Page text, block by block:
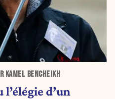
KAMEL BENCHEIKH
d’un